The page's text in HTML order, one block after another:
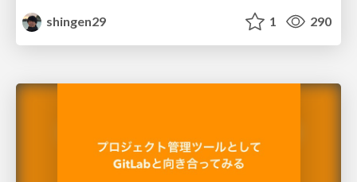
shingen29
1 290